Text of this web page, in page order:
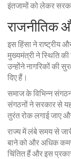
इंतजामों को लेकर
राजनीतिक
इस हिंसा ने राष्ट्रीय
मुख्यमंत्री ने स्थिति
उन्होंने नागरिकों की
दिए हैं।
समाज के विभिन्न
संगठनों ने सरकार से यह
तुरंत रोक लगाई जाए
राज्य में लंबे समय से
बाने को और अधिक
चिंतित हैं और इस